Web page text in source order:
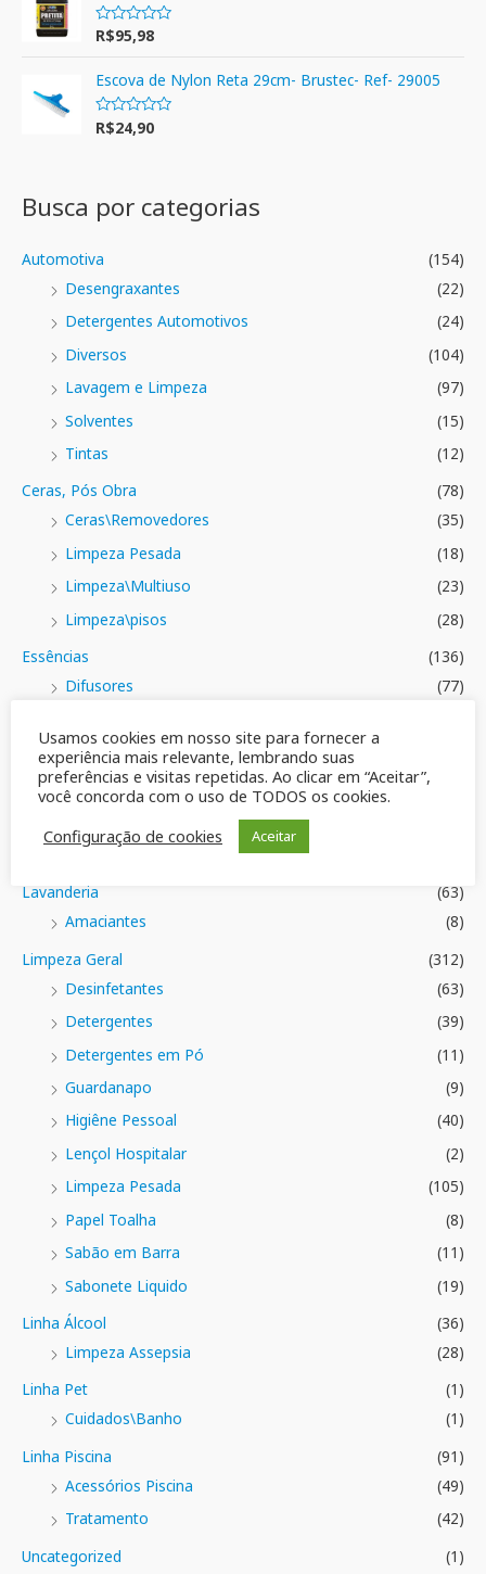
A
l
i
a
ã
5
R$95,98
Escova de Nylon Reta 29cm- Brustec- Ref- 29005
A
ç
ã
d
5
R$24,90
Busca por categorias
Automotiva
(154)
Desengraxantes
(22)
Detergentes Automotivos
(24)
Diversos
(104)
Lavagem e Limpeza
(97)
Solventes
(15)
Tintas
(12)
Ceras, Pós Obra
(78)
Ceras\Removedores
(35)
Limpeza Pesada
(18)
Limpeza\Multiuso
(23)
Limpeza\pisos
(28)
Essências
(136)
Difusores
(77)
Frascos
Tampas e Válvulas
Lavanderia
(63)
Amaciantes
(8)
Limpeza Geral
(312)
Desinfetantes
(63)
Detergentes
(39)
Detergentes em Pó
(11)
Guardanapo
(9)
Higiêne Pessoal
(40)
Lençol Hospitalar
(2)
Limpeza Pesada
(105)
Papel Toalha
(8)
Sabão em Barra
(11)
Sabonete Liquido
(19)
Linha Álcool
(36)
Limpeza Assepsia
(28)
Linha Pet
(1)
Cuidados\Banho
(1)
Linha Piscina
(91)
Acessórios Piscina
(49)
Tratamento
(42)
Uncategorized
(1)
Usamos cookies em nosso site para fornecer a
experiência mais relevante, lembrando suas
preferências e visitas repetidas. Ao clicar em “Aceitar”,
você concorda com o uso de TODOS os cookies.
Configuração de cookies
Aceitar